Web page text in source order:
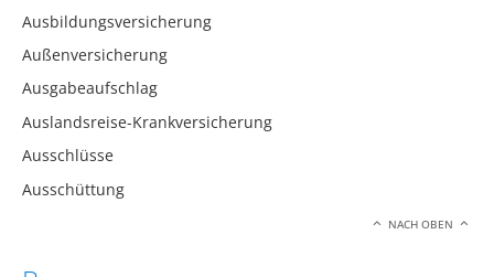
Ausbildungsversicherung
Außenversicherung
Ausgabeaufschlag
Auslandsreise-Krankversicherung
Ausschlüsse
Ausschüttung
NACH OBEN